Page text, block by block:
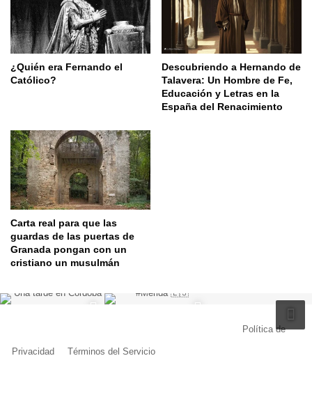
¿Quién era Fernando el
Católico?
Descubriendo a Hernando de
Talavera: Un Hombre de Fe,
Educación y Letras en la
España del Renacimiento
Carta real para que las
guardas de las puertas de
Granada pongan con un
cristiano un musulmán
Política de
Privacidad Términos del Servicio